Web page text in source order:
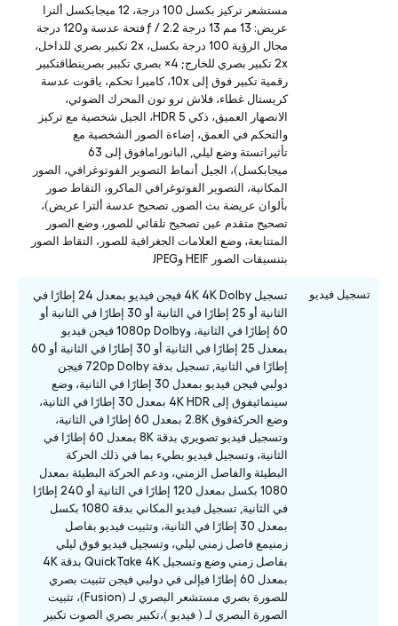
مستشعر تركيز بكسل 100 درجة، 12 ميجابكسل ألترا
عريض: 13 مم 13 درجة ƒ / 2.2 فتحة عدسة و120 درجة
مجال الرؤية 100 درجة بكسل، 2x تكبير بصري للداخل،
2x تكبير بصري للخارج; 4× بصري تكبير بصرينطاقتكبير
رقمية تكبير فوق إلى 10x، كاميرا تحكم، ياقوت عدسة
كريستال غطاء، فلاش ترو تون المحرك الضوئي،
الانصهار العميق، ذكي HDR 5، الجيل شخصية مع تركيز
والتحكم في العمق، إضاءة الصور الشخصية مع
تأثيراتستة وضع ليلي, البانورامافوق إلى 63
ميجابكسل)، الجيل أنماط التصوير الفوتوغرافي، الصور
المكانية، التصوير الفوتوغرافي الماكرو، التقاط صور
بألوان عريضة بث الصور, تصحيح عدسة ألترا عريض)،
تصحيح متقدم عين تصحيح تلقائي للصور، وضع الصور
المتتابعة، وضع العلامات الجغرافية للصور، التقاط الصور
بتنسيقات الصور HEIF وJPEG
تسجيل فيديو
تسجيل 4K 4K Dolby فيجن فيديو بمعدل 24 إطارًا في
الثانية أو 25 إطارًا في الثانية أو 30 إطارًا في الثانية أو
60 إطارًا في الثانية، و1080p Dolby فيجن فيديو
بمعدل 25 إطارًا في الثانية أو 30 إطارًا في الثانية أو 60
إطارًا في الثانية, تسجيل بدقة 720p Dolby فيجن
دولبي فيجن فيديو بمعدل 30 إطارًا في الثانية، وضع
سينمائيفوق إلى 4K HDR بمعدل 30 إطارًا في الثانية،
وضع الحركةفوق 2.8K بمعدل 60 إطارًا في الثانية،
وتسجيل فيديو تصويري بدقة 8K بمعدل 60 إطارًا في
الثانية، وتسجيل فيديو بطيء بما في ذلك الحركة
البطيئة والفاصل الزمني، ودعم الحركة البطيئة بمعدل
1080 بكسل بمعدل 120 إطارًا في الثانية أو 240 إطارًا
في الثانية, تسجيل فيديو المكاني بدقة 1080 بكسل
بمعدل 30 إطارًا في الثانية، وتثبيت فيديو بفاصل
زمنيمع فاصل زمني ليلي، وتسجيل فيديو فوق ليلي
بفاصل زمني وضع وتسجيل QuickTake 4K بدقة 4K
بمعدل 60 إطارًا فيإلى في دولبي فيجن تثبيت بصري
للصورة بصري مستشعر البصري لـ (Fusion)، تثبيت
الصورة البصري لـ ( فيديو )،تكبير بصري الصوت تكبير